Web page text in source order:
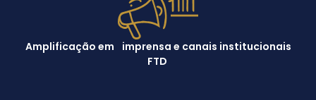
Amplificação em imprensa e canais institucionais
FTD